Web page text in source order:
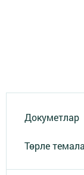
Докуметлар
Төрле